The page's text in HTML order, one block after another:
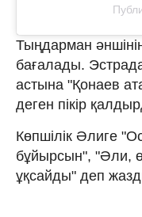
Тыңдарман
бағалады.
астына "Қонаев
деген пікір
Көпшілік Әлиге
бұйырсын", "Әли,
ұқсайды" деп